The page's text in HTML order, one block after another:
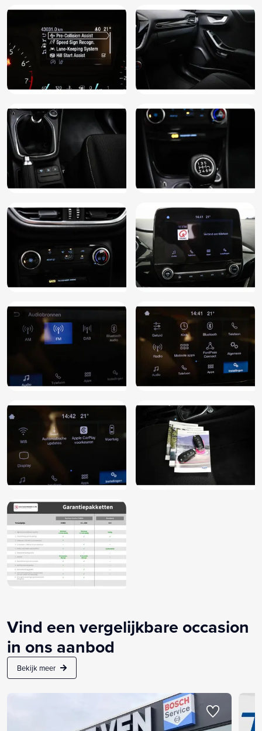
Vind een vergelijkbare occasion
in ons aanbod
Bekijk meer